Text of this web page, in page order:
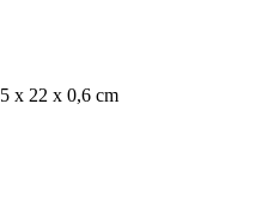
x 22 x 0,6 cm